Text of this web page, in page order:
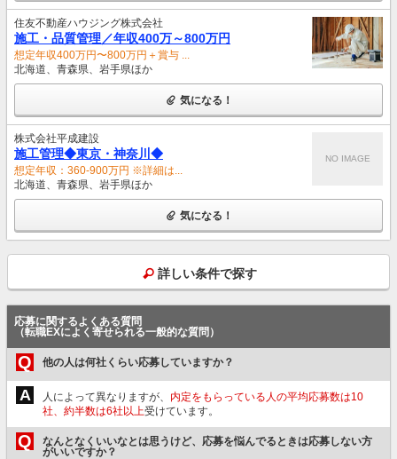
住友不動産ハウジング株式会社
施⼯・品質管理／年収400万～800万円
想定年収400万円〜800万円＋賞与 ...
北海道、青森県、岩手県ほか
気になる！
株式会社平成建設
施工管理◆東京・神奈川◆
想定年収：360-900万円 ※詳細は...
北海道、青森県、岩手県ほか
NO IMAGE
気になる！
詳しい条件で探す
応募に関するよくある質問
（転職EXによく寄せられる一般的な質問）
Q 他の人は何社くらい応募していますか？
A 人によって異なりますが、 内定をもらっている人の平均応募数は10
社、約半数は6社以上受けています。
Q
なんとなくいいなとは思うけど、応募を悩んでるときは応募しない方
がいいですか？